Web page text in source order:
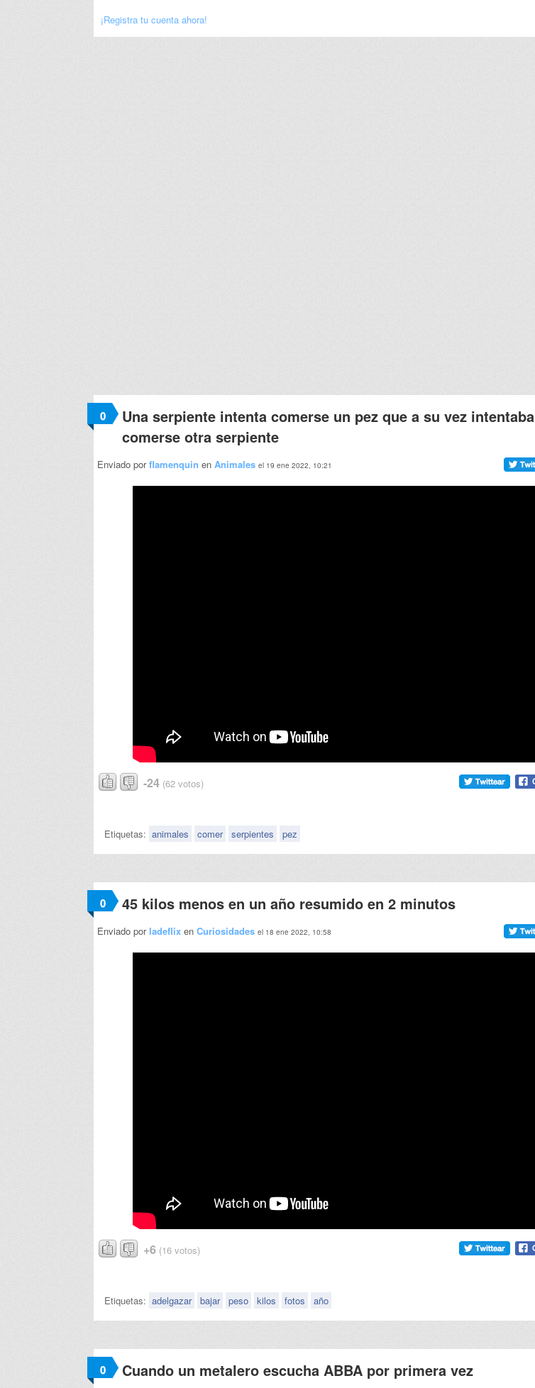
¡Registra tu cuenta ahora!
0
Una serpiente intenta comerse un pez que a su vez intentaba
comerse otra serpiente
Enviado porflamenquin en Animales el 19 ene 2022, 10:21
-24 (62 votos)
Etiquetas: animales comer serpientes pez
0 45 kilos menos en un año resumido en 2 minutos
Enviado por ladeflix en Curiosidades el 18 ene 2022, 10:58
+6 (16 votos)
Etiquetas: adelgazar bajar peso kilos fotos año
0 Cuando un metalero escucha ABBA por primera vez